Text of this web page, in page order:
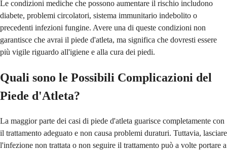
Le condizioni mediche che possono aumentare il rischio includono
diabete, problemi circolatori, sistema immunitario indebolito o
precedenti infezioni fungine. Avere una di queste condizioni non
garantisce che avrai il piede d'atleta, ma significa che dovresti essere
più vigile riguardo all'igiene e alla cura dei piedi.
Quali sono le Possibili Complicazioni del
Piede d'Atleta?
La maggior parte dei casi di piede d'atleta guarisce completamente con
il trattamento adeguato e non causa problemi duraturi. Tuttavia, lasciare
l'infezione non trattata o non seguire il trattamento può a volte portare a